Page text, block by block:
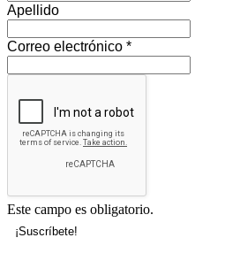
Apellido
Correo electrónico *
Este campo es obligatorio.